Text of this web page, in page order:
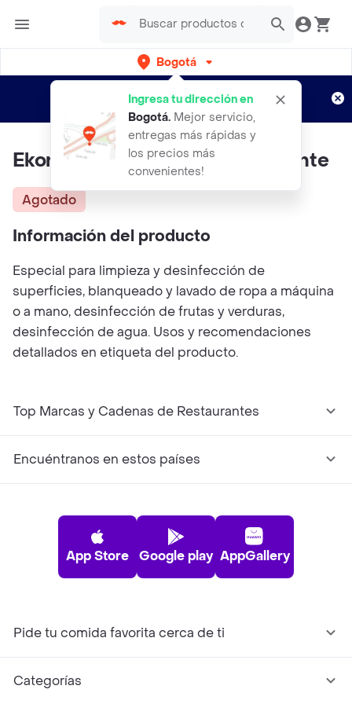
Bogotá
Ingresa tu dirección en
Bogotá. Mejor servicio,
entregas más rápidas y
los precios más
convenientes!
envíos gratis por semanas
Aplican TyC
Ekono Blanqueador Desinfectante
Agotado
Información del producto
Especial para limpieza y desinfección de
superficies, blanqueado y lavado de ropa a máquina
o a mano, desinfección de frutas y verduras,
desinfección de agua. Usos y recomendaciones
detallados en etiqueta del producto.
Top Marcas y Cadenas de Restaurantes
Encuéntranos en estos países
App Store Google play AppGallery
Pide tu comida favorita cerca de ti
Categorías